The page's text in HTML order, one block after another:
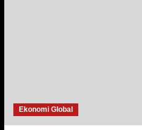
Ekonomi Global